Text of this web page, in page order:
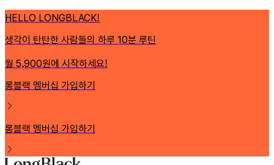
HELLO LONGBLACK!
생각이 탄탄한 사람들의 하루 10분 루틴
월 5,900원에 시작하세요!
롱블랙 멤버십 가입하기
롱블랙 멤버십 가입하기